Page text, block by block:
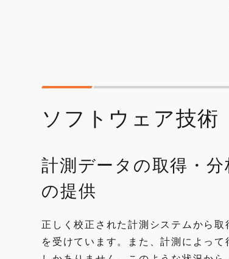
ソフトウェア技術
計測データの取得・
の提供
正しく校正された計測システムから
を受けています。また、計測によっ